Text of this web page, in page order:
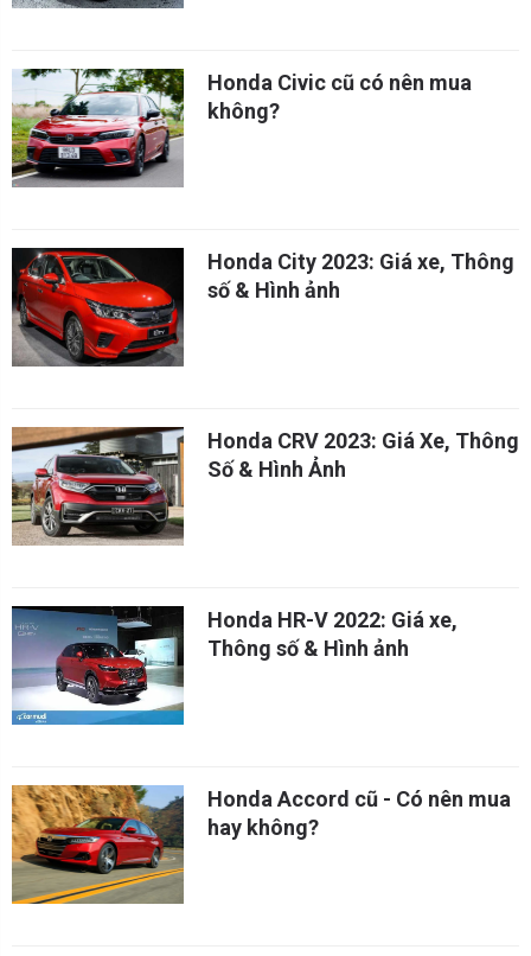
Honda Civic cũ có nên mua
không?
Honda City 2023: Giá xe, Thông
số & Hình ảnh
Honda CRV 2023: Giá Xe, Thông
Số & Hình Ảnh
Honda HR-V 2022: Giá xe,
Thông số & Hình ảnh
Honda Accord cũ - Có nên mua
hay không?